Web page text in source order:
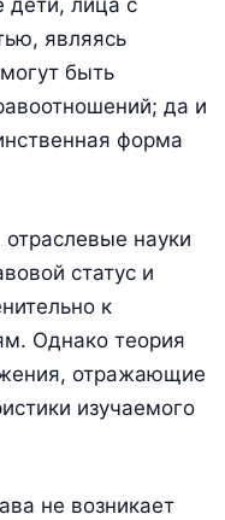
дети, лица с
являясь
быть
да и
форма
отраслевые науки
статус и
к
Однако теория
отражающие
изучаемого
не возникает